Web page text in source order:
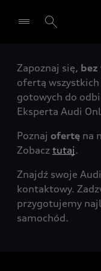
Wybierz
Zapoznaj się, bez
ofertą
gotowych do
Eksperta Audi
Poznaj ofertę na
Zobacz tutaj.
Znajdź swoje
kontaktowy.
przygotujemy
samochód.